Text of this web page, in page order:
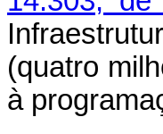
(quatro
à